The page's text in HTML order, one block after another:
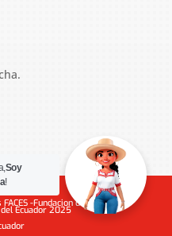
-Fundacion de Apoyo
Ecuador 2025
Soy
!